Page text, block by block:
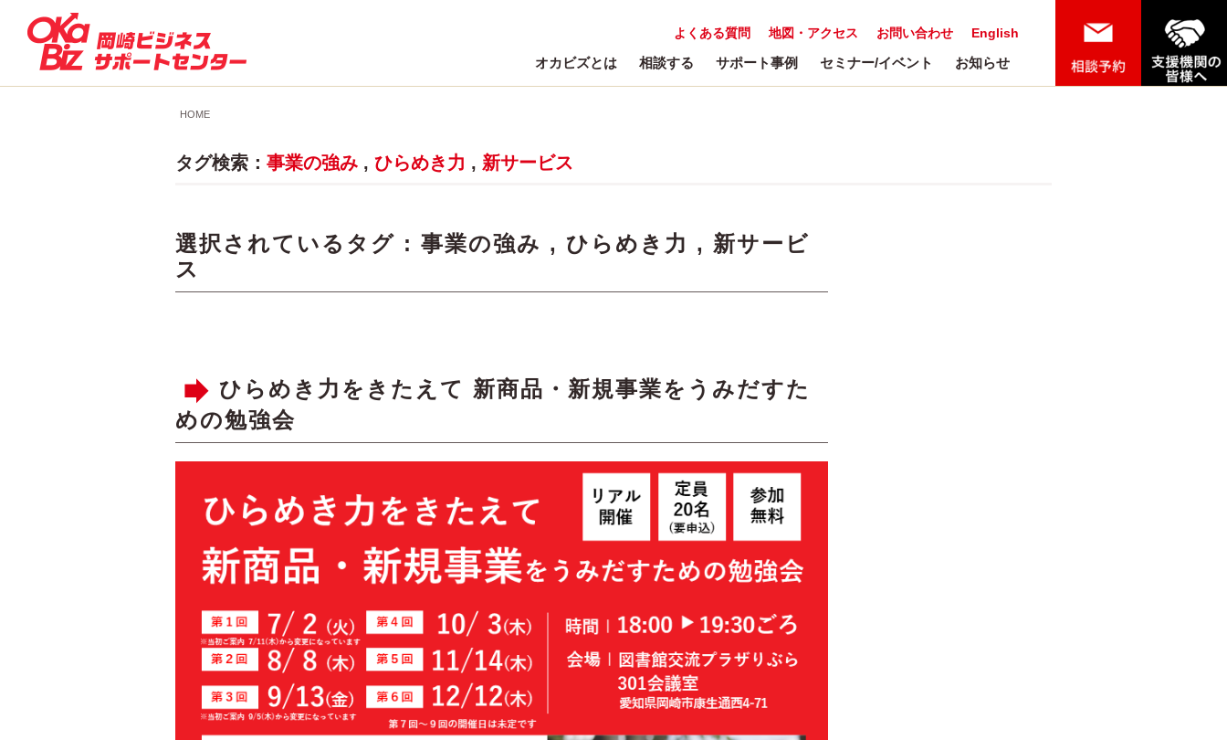
English
お問い合わせ
地図・アクセス
よくある質問
オカビズとは 相談する サポート事例 セミナー/イベント お知らせ
HOME
タグ検索： 事業の強み , ひらめき力 , 新サービス
選択されているタグ : 事業の強み , ひらめき力 , 新サービ
ス
ひらめき力をきたえて 新商品・新規事業をうみだすた
めの勉強会